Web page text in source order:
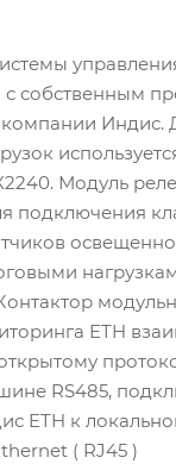
с собственным
Индис.
Модуль
подключения
ETH
RS485,
ETH к
( RJ45 )